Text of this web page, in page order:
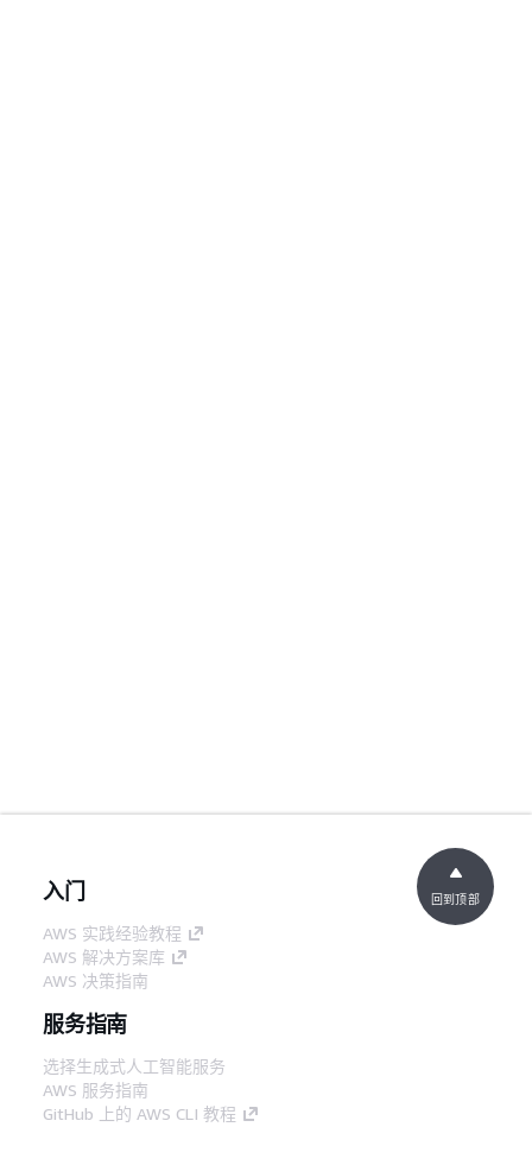
入门
AWS 实践经验教程
AWS 解决方案库
AWS 决策指南
服务指南
选择生成式人工智能服务
AWS 服务指南
GitHub 上的 AWS CLI 教程
回到顶部